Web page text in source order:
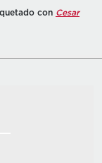
con Cesar